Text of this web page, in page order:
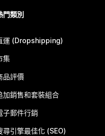
門類別
運 (Dropshipping)
集
品評價
加銷售和套裝組合
子郵件行銷
尋引擎最佳化 (SEO)